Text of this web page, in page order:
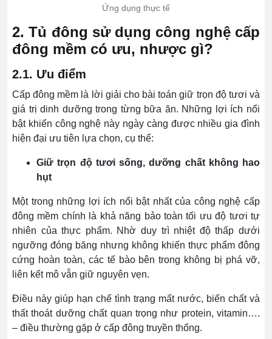
Ứng dụng thực tế
2. Tủ đông sử dụng công nghệ cấp
đông mềm có ưu, nhược gì?
2.1. Ưu điểm
Cấp đông mềm là lời giải cho bài toán giữ trọn độ tươi và
giá trị dinh dưỡng trong từng bữa ăn. Những lợi ích nổi
bật khiến công nghệ này ngày càng được nhiều gia đình
hiện đại ưu tiên lựa chọn, cụ thể:
Giữ trọn độ tươi sống, dưỡng chất không hao
hụt
Một trong những lợi ích nổi bật nhất của công nghệ cấp
đông mềm chính là khả năng bảo toàn tối ưu độ tươi tự
nhiên của thực phẩm. Nhờ duy trì nhiệt độ thấp dưới
ngưỡng đóng băng nhưng không khiến thực phẩm đông
cứng hoàn toàn, các tế bào bên trong không bị phá vỡ,
liên kết mô vẫn giữ nguyên vẹn.
Điều này giúp hạn chế tình trạng mất nước, biến chất và
thất thoát dưỡng chất quan trọng như protein, vitamin….
– điều thường gặp ở cấp đông truyền thống.